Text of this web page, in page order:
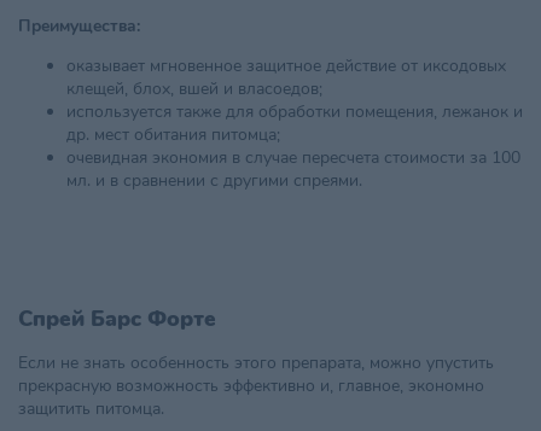
Преимущества:
оказывает мгновенное защитное действие от иксодовых
клещей, блох, вшей и власоедов;
используется также для обработки помещения, лежанок и
др. мест обитания питомца;
очевидная экономия в случае пересчета стоимости за 100
мл. и в сравнении с другими спреями.
Спрей Барс Форте
Если не знать особенность этого препарата, можно упустить
прекрасную возможность эффективно и, главное, экономно
защитить питомца.